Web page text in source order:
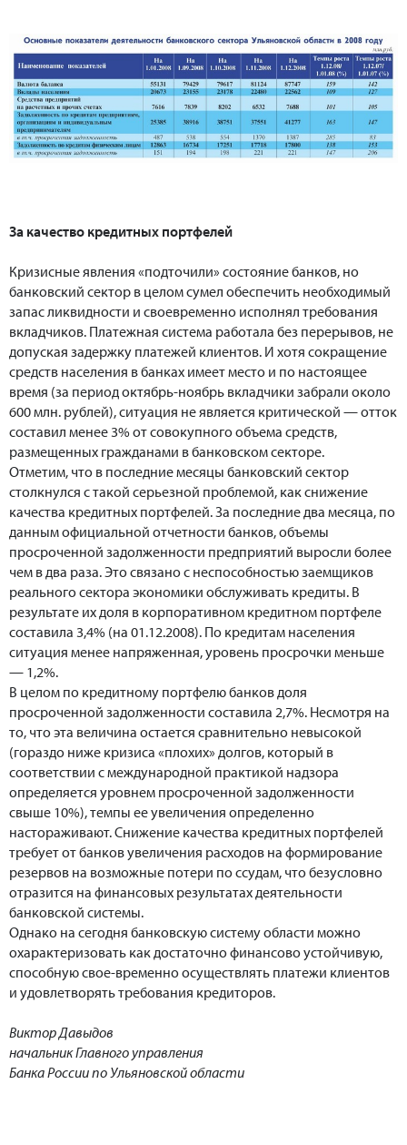
За качество кредитных портфелей
Кризисные явления «подточили» состояние банков, но
банковский сектор в целом сумел обеспечить необходимый
запас ликвидности и своевременно исполнял требования
вкладчиков. Платежная система работала без перерывов, не
допуская задержку платежей клиентов. И хотя сокращение
средств населения в банках имеет место и по настоящее
время (за период октябрь-ноябрь вкладчики забрали около
600 млн. рублей), ситуация не является критической — отток
составил менее 3% от совокупного объема средств,
размещенных гражданами в банковском секторе.
Отметим, что в последние месяцы банковский сектор
столкнулся с такой серьезной проблемой, как снижение
качества кредитных портфелей. За последние два месяца, по
данным официальной отчетности банков, объемы
просроченной задолженности предприятий выросли более
чем в два раза. Это связано с неспособностью заемщиков
реального сектора экономики обслуживать кредиты. В
результате их доля в корпоративном кредитном портфеле
составила 3,4% (на 01.12.2008). По кредитам населения
ситуация менее напряженная, уровень просрочки меньше
— 1,2%.
В целом по кредитному портфелю банков доля
просроченной задолженности составила 2,7%. Несмотря на
то, что эта величина остается сравнительно невысокой
(гораздо ниже кризиса «плохих» долгов, который в
соответствии с международной практикой надзора
определяется уровнем просроченной задолженности
свыше 10%), темпы ее увеличения определенно
настораживают. Снижение качества кредитных портфелей
требует от банков увеличения расходов на формирование
резервов на возможные потери по ссудам, что безусловно
отразится на финансовых результатах деятельности
банковской системы.
Однако на сегодня банковскую систему области можно
охарактеризовать как достаточно финансово устойчивую,
способную свое-временно осуществлять платежи клиентов
и удовлетворять требования кредиторов.
Виктор Давыдов
начальник Главного управления
Банка России по Ульяновской области